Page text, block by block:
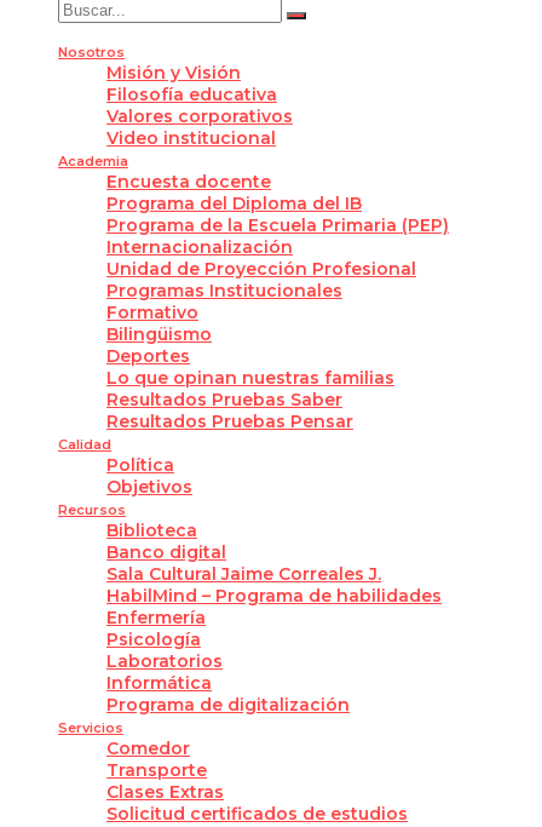
Nosotros
Misión y Visión
Filosofía educativa
Valores corporativos
Video institucional
Academia
Encuesta docente
Programa del Diploma del IB
Programa de la Escuela Primaria (PEP)
Internacionalización
Unidad de Proyección Profesional
Programas Institucionales
Formativo
Bilingüismo
Deportes
Lo que opinan nuestras familias
Resultados Pruebas Saber
Resultados Pruebas Pensar
Calidad
Política
Objetivos
Recursos
Biblioteca
Banco digital
Sala Cultural Jaime Correales J.
HabilMind – Programa de habilidades
Enfermería
Psicología
Laboratorios
Informática
Programa de digitalización
Servicios
Comedor
Transporte
Clases Extras
Solicitud certificados de estudios